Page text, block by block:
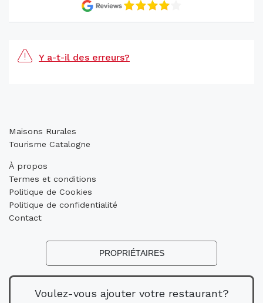
Y a-t-il des erreurs?
Maisons Rurales
Tourisme Catalogne
À propos
Termes et conditions
Politique de Cookies
Politique de confidentialité
Contact
PROPRIÉTAIRES
Voulez-vous ajouter votre restaurant?